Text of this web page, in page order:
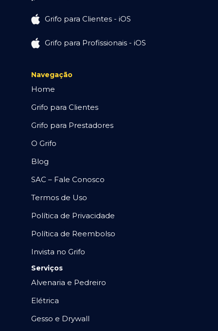
Grifo para Clientes - iOS
Grifo para Profissionais - iOS
Navegação
Home
Grifo para Clientes
Grifo para Prestadores
O Grifo
Blog
SAC – Fale Conosco
Termos de Uso
Política de Privacidade
Política de Reembolso
Invista no Grifo
Serviços
Alvenaria e Pedreiro
Elétrica
Gesso e Drywall